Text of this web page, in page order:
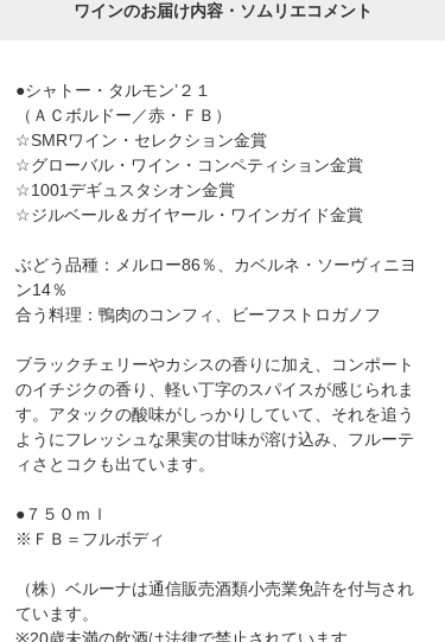
ワインのお届け内容・ソムリエコメント
●シャトー・タルモン’２１
（ＡＣボルドー／赤・ＦＢ）
☆SMRワイン・セレクション金賞
☆グローバル・ワイン・コンペティション金賞
☆1001デギュスタシオン金賞
☆ジルベール＆ガイヤール・ワインガイド金賞
ぶどう品種：メルロー86％、カベルネ・ソーヴィニヨ
ン14％
合う料理：鴨肉のコンフィ、ビーフストロガノフ
ブラックチェリーやカシスの香りに加え、コンポート
のイチジクの香り、軽い丁字のスパイスが感じられま
す。アタックの酸味がしっかりしていて、それを追う
ようにフレッシュな果実の甘味が溶け込み、フルーテ
ィさとコクも出ています。
●７５０ｍｌ
※ＦＢ＝フルボディ
（株）ベルーナは通信販売酒類小売業免許を付与され
ています。